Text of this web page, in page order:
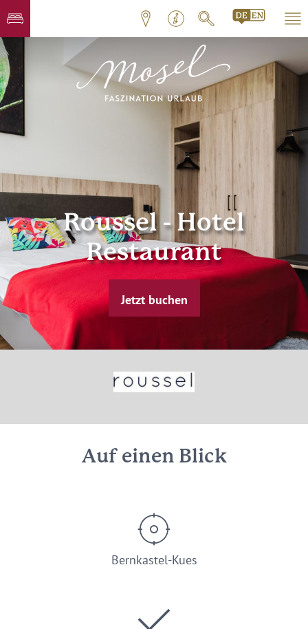
Roussel - Hotel
Restaurant
Jetzt buchen
Auf einen Blick
Bernkastel-Kues